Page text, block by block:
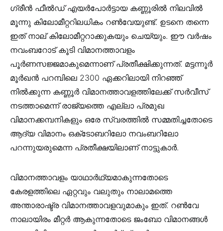
ഗ്രീൻ ഫീൽഡ് എയർപോർട്ടായ കണ്ണൂരിൽ നിലവിൽ
മൂന്നു കിലോമീറ്ററിലധികം റൺവേയുണ്ട്. ഉടനെ തന്നെ
ഇത് നാല് കിലോമീറ്ററാക്കുകയും ചെയ്യും. ഈ വർഷം
നവംബറോട് കൂടി വിമാനത്താവളം
പൂർണസജ്ജമാകുമെന്നാണ് പ്രതീക്ഷിക്കുന്നത്. മട്ടന്നൂര്‍
മൂര്‍ഖന്‍ പറമ്പിലെ 2300 ഏക്കറിലായി നിറഞ്ഞ്
നില്‍ക്കുന്ന കണ്ണൂര്‍ വിമാനത്താവളത്തിലേക്ക് സര്‍വീസ്
നടത്താമെന്ന് രാജ്യത്തെ എല്ലാ പ്രമുഖ
വിമാനക്കമ്പനികളും ഒരേ സ്വരത്തില്‍ സമ്മതിച്ചതോടെ
ആദ്യ വിമാനം ഒക്‌ടോബറിലോ നവംബറിലോ
പറന്നുയരുമെന്ന പ്രതീക്ഷയിലാണ് നാട്ടുകാര്‍.
വിമാനത്താവളം യാഥാർഥ്യമാകുന്നതോടെ
കേരളത്തിലെ ഏറ്റവും വലുതും നാലാമത്തെ
അന്താരാഷ്ട്ര വിമാനത്താവളവുമാകും ഇത്. റൺവേ
നാലായിരം മീറ്റർ ആകുന്നതോടെ ജംബോ വിമാനങ്ങൾ